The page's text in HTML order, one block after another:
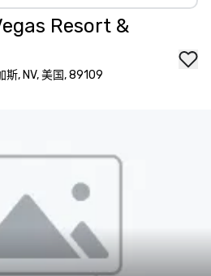
Resort &
, NV, 美国, 89109